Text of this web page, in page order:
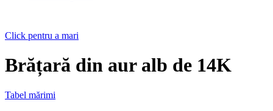
Click pentru a mari
Brățară din aur alb de 14K
Tabel mărimi